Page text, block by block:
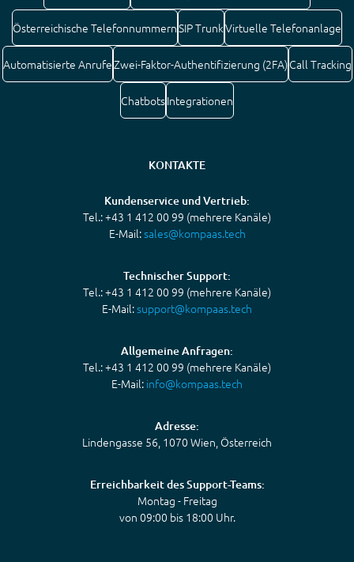
Österreichische TelefonnummernSIP TrunkVirtuelle Telefonanlage
Automatisierte AnrufeZwei-Faktor-Authentifizierung (2FA)Call Tracking
ChatbotsIntegrationen
KONTAKTE
Kundenservice und Vertrieb:
Tel.: +43 1 412 00 99 (mehrere Kanäle)
E-Mail:sales@kompaas.tech
Technischer Support:
Tel.: +43 1 412 00 99 (mehrere Kanäle)
E-Mail:support@kompaas.tech
Allgemeine Anfragen:
Tel.: +43 1 412 00 99 (mehrere Kanäle)
E-Mail: info@kompaas.tech
Adresse:
Lindengasse 56, 1070 Wien, Österreich
Erreichbarkeit des Support-Teams:
Montag - Freitag
von 09:00 bis 18:00 Uhr.